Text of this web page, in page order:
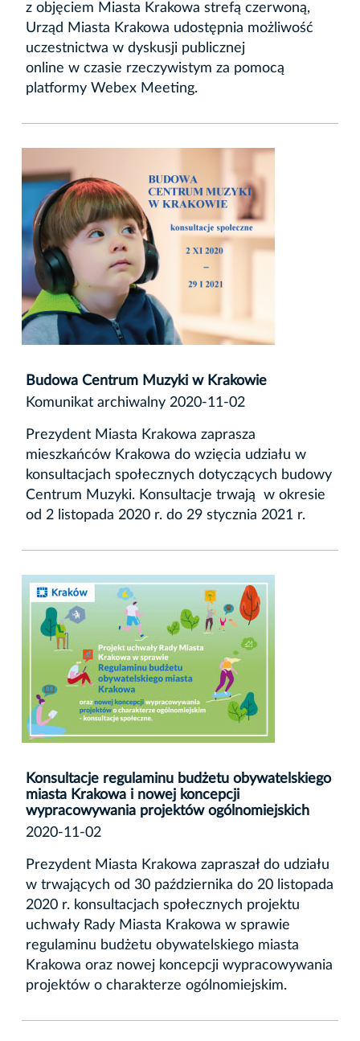
z objęciem Miasta Krakowa strefą czerwoną,
Urząd Miasta Krakowa udostępnia możliwość
uczestnictwa w dyskusji publicznej
online w czasie rzeczywistym za pomocą
platformy Webex Meeting.
Budowa Centrum Muzyki w Krakowie
Komunikat archiwalny 2020-11-02
Prezydent Miasta Krakowa zaprasza
mieszkańców Krakowa do wzięcia udziału w
konsultacjach społecznych dotyczących budowy
Centrum Muzyki. Konsultacje trwają w okresie
od 2 listopada 2020 r. do 29 stycznia 2021 r.
Konsultacje regulaminu budżetu obywatelskiego
miasta Krakowa i nowej koncepcji
wypracowywania projektów ogólnomiejskich
2020-11-02
Prezydent Miasta Krakowa zapraszał do udziału
w trwających od 30 października do 20 listopada
2020 r. konsultacjach społecznych projektu
uchwały Rady Miasta Krakowa w sprawie
regulaminu budżetu obywatelskiego miasta
Krakowa oraz nowej koncepcji wypracowywania
projektów o charakterze ogólnomiejskim.